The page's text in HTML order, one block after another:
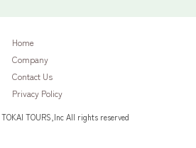
Home
Company
Contact Us
Privacy Policy
TOURS,Inc All rights reserved